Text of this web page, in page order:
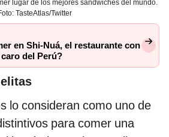
lugar de los mejores sándwiches del mundo.
TasteAtlas/Twitter
en Shi-Nuá, el restaurante con
del Perú?
lo consideran como uno de
para comer una